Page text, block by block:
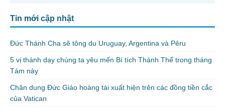
Tin mới cập nhật
Đức Thánh Cha sẽ tông du Uruguay, Argentina và Pêru
5 vị thánh dạy chúng ta yêu mến Bí tích Thánh Thể trong tháng
Tám này
Chân dung Đức Giáo hoàng tái xuất hiện trên các đồng tiền cắc
của Vatican